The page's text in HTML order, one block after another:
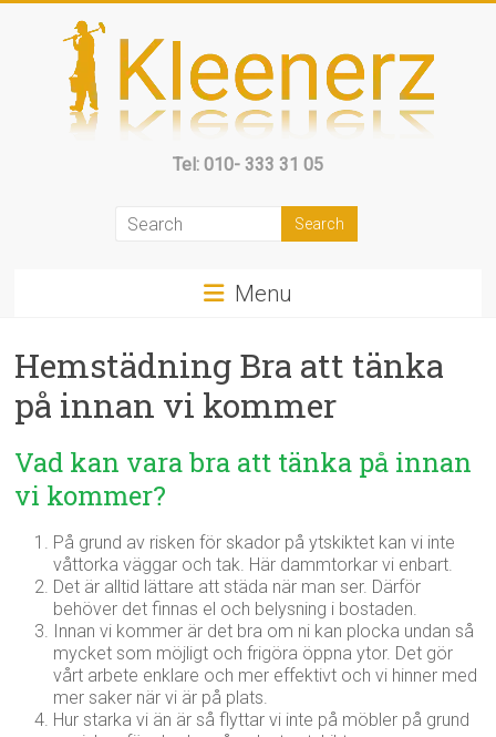
Kleenerz
dagar
veckan
Tel: 010- 333 31 05
Menu
Hemstädning Bra att tänka
på innan vi kommer
Vad kan vara bra att tänka på innan
vi kommer?
På grund av risken för skador på ytskiktet kan vi inte
våttorka väggar och tak. Här dammtorkar vi enbart.
Det är alltid lättare att städa när man ser. Därför
behöver det finnas el och belysning i bostaden.
Innan vi kommer är det bra om ni kan plocka undan så
mycket som möjligt och frigöra öppna ytor. Det gör
vårt arbete enklare och mer effektivt och vi hinner med
mer saker när vi är på plats.
Hur starka vi än är så flyttar vi inte på möbler på grund